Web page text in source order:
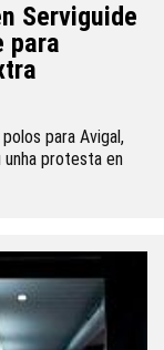
Serviguide
para
para Avigal,
unha protesta en